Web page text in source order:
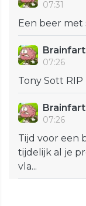
07:31
Een beer met
Brainfart
07:26
Tony Sott RIP
Brainfart
07:26
Tijd voor een
tijdelijk al je
vla...